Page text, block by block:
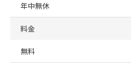
年中無休
料金
無料